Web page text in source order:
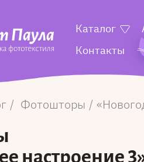
Каталог
Контакты
Фотошторы
настроение